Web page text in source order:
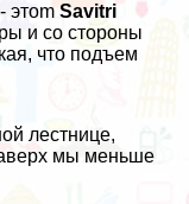
этоmSavitri
и со стороны
что подъем
лестнице,
мы меньше